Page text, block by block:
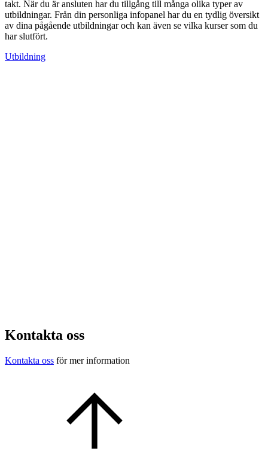
takt. När du är ansluten har du tillgång till många olika typer av
utbildningar. Från din personliga infopanel har du en tydlig översikt
av dina pågående utbildningar och kan även se vilka kurser som du
har slutfört.
Utbildning
Kontakta oss
Kontakta oss för mer information